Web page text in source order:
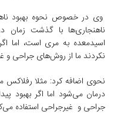
وی در خصوص نحوه بهبود
ناهنجاری‌ها با گذشت زمان
اسیدمعده به مری است، اما
نکردند ما از روش‌های جراحی و
نحوی اضافه کرد: مثلا
درمان می‌شود اما اگر بهبود
جراحی و غیرجراحی استفاده